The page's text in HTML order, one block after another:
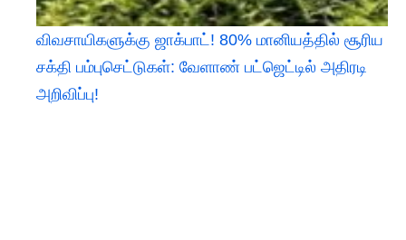
விவசாயிகளுக்கு ஜாக்பாட்! 80% மானியத்தில் சூரிய
சக்தி பம்புசெட்டுகள்: வேளாண் பட்ஜெட்டில் அதிரடி
அறிவிப்பு!